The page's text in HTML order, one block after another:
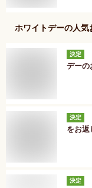
ホワイトデーの人気
決定
デーの
決定
をお返
決定